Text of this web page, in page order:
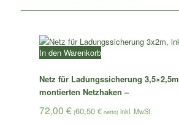
Netz für Ladungssicherung
montierten Netzhaken –
72,00 € (60,50 €netto)
In den Warenkorb